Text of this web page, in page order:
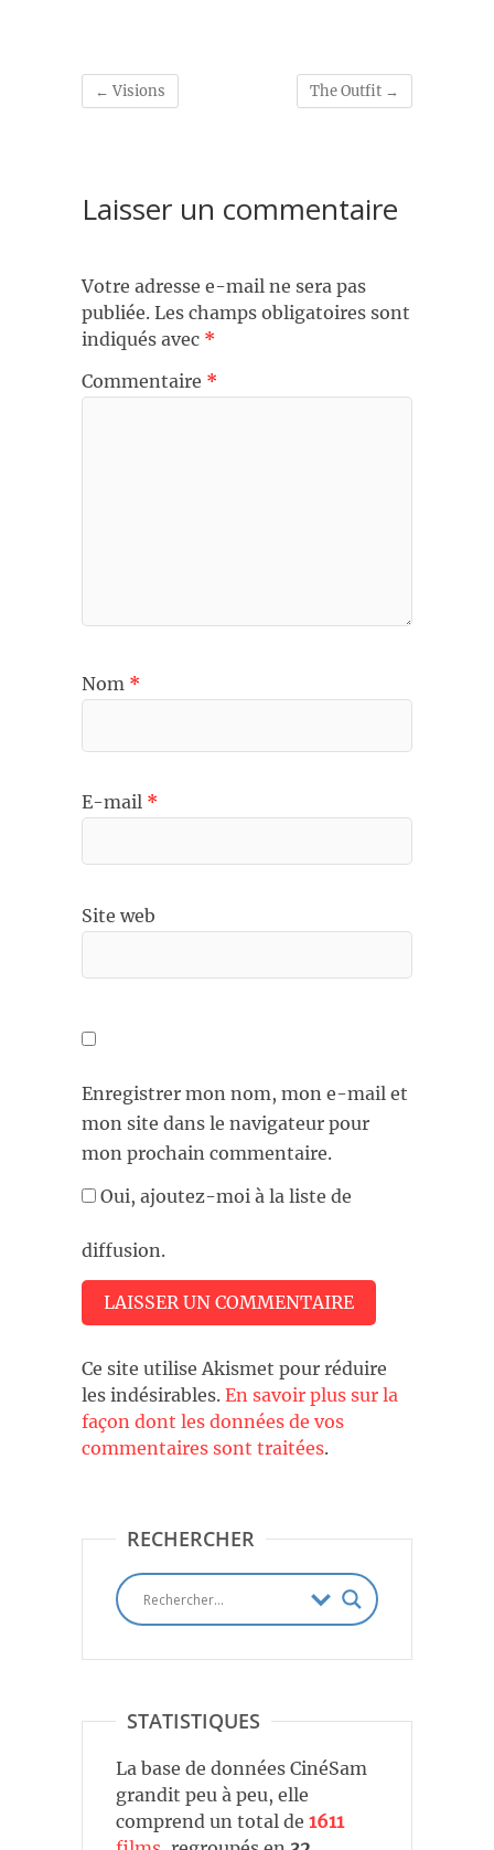
← Visions The Outfit →
Laisser un commentaire
Votre adresse e-mail ne sera pas
publiée. Les champs obligatoires sont
indiqués avec *
Commentaire *
Nom *
E-mail *
Site web
Enregistrer mon nom, mon e-mail et
mon site dans le navigateur pour
mon prochain commentaire.
Oui, ajoutez-moi à la liste de
diffusion.
Ce site utilise Akismet pour réduire
les indésirables. En savoir plus sur la
façon dont les données de vos
commentaires sont traitées.
RECHERCHER
STATISTIQUES
La base de données CinéSam
grandit peu à peu, elle
comprend un total de 1611